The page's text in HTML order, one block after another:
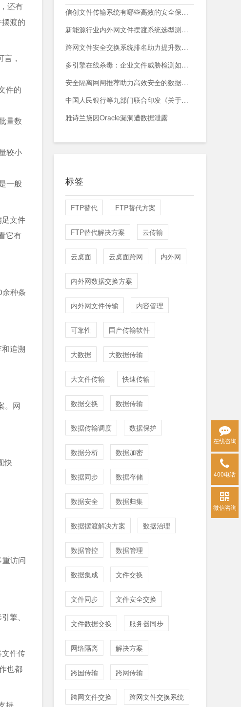
还有
渡的
，
件的
量数
较小
一般
文件
它有
种条
追溯
。网
快
访问
擎、
件传
也都
信创文件传输系统有哪些高效的安全保障措施？
新能源行业内外网文件摆渡系统选型测评，附头部企业跨网部署案例
跨网文件安全交换系统排名助力提升数据传输安全与效率
多引擎在线杀毒：企业文件威胁检测如何减少漏报与误报？
安全隔离网闸推荐助力高效安全的数据交换与网络防护
中国人民银行等九部门联合印发《关于加强科技金融领域数据开发利用的通知》
雅诗兰黛因Oracle漏洞遭数据泄露
标签
FTP替代 FTP替代方案
FTP替代解决方案 云传输
云桌面 云桌面跨网 内外网
内外网数据交换方案
内外网文件传输 内容管理
可靠性 国产传输软件
大数据 大数据传输
大文件传输 快速传输
数据交换 数据传输
数据传输调度 数据保护
数据分析 数据加密
数据同步 数据存储
数据安全 数据归集
数据摆渡解决方案 数据治理
数据管控 数据管理
数据集成 文件交换
文件同步 文件安全交换
文件数据交换 服务器同步
网络隔离 解决方案
跨国传输 跨网传输
跨网文件交换 跨网文件交换系统
在线咨询
400电话
微信咨询